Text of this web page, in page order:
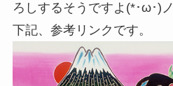
ろしするそうですよ(*･ω･)ノ
下記、参考リンクです。